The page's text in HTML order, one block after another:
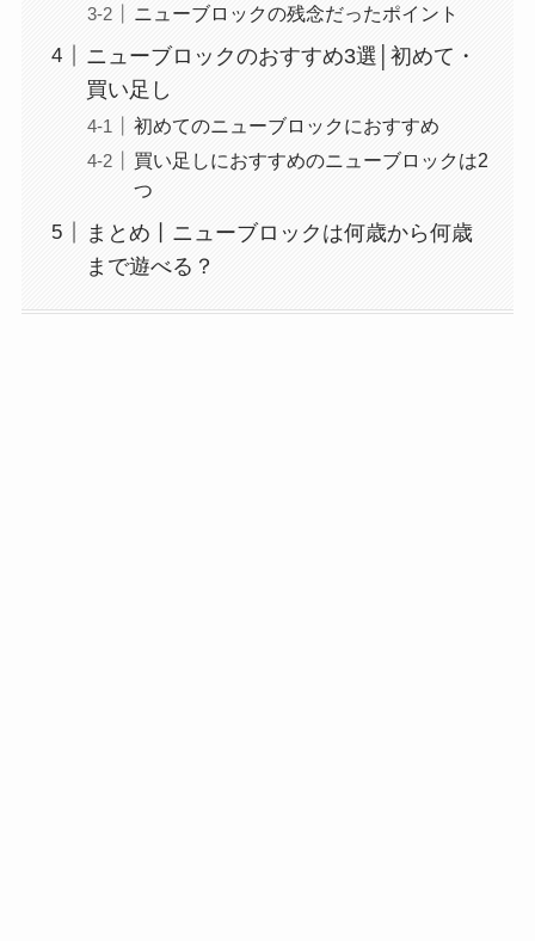
ニューブロックの残念だったポイント
ニューブロックのおすすめ3選│初めて・
買い足し
初めてのニューブロックにおすすめ
買い足しにおすすめのニューブロックは2
つ
まとめ丨ニューブロックは何歳から何歳
まで遊べる？